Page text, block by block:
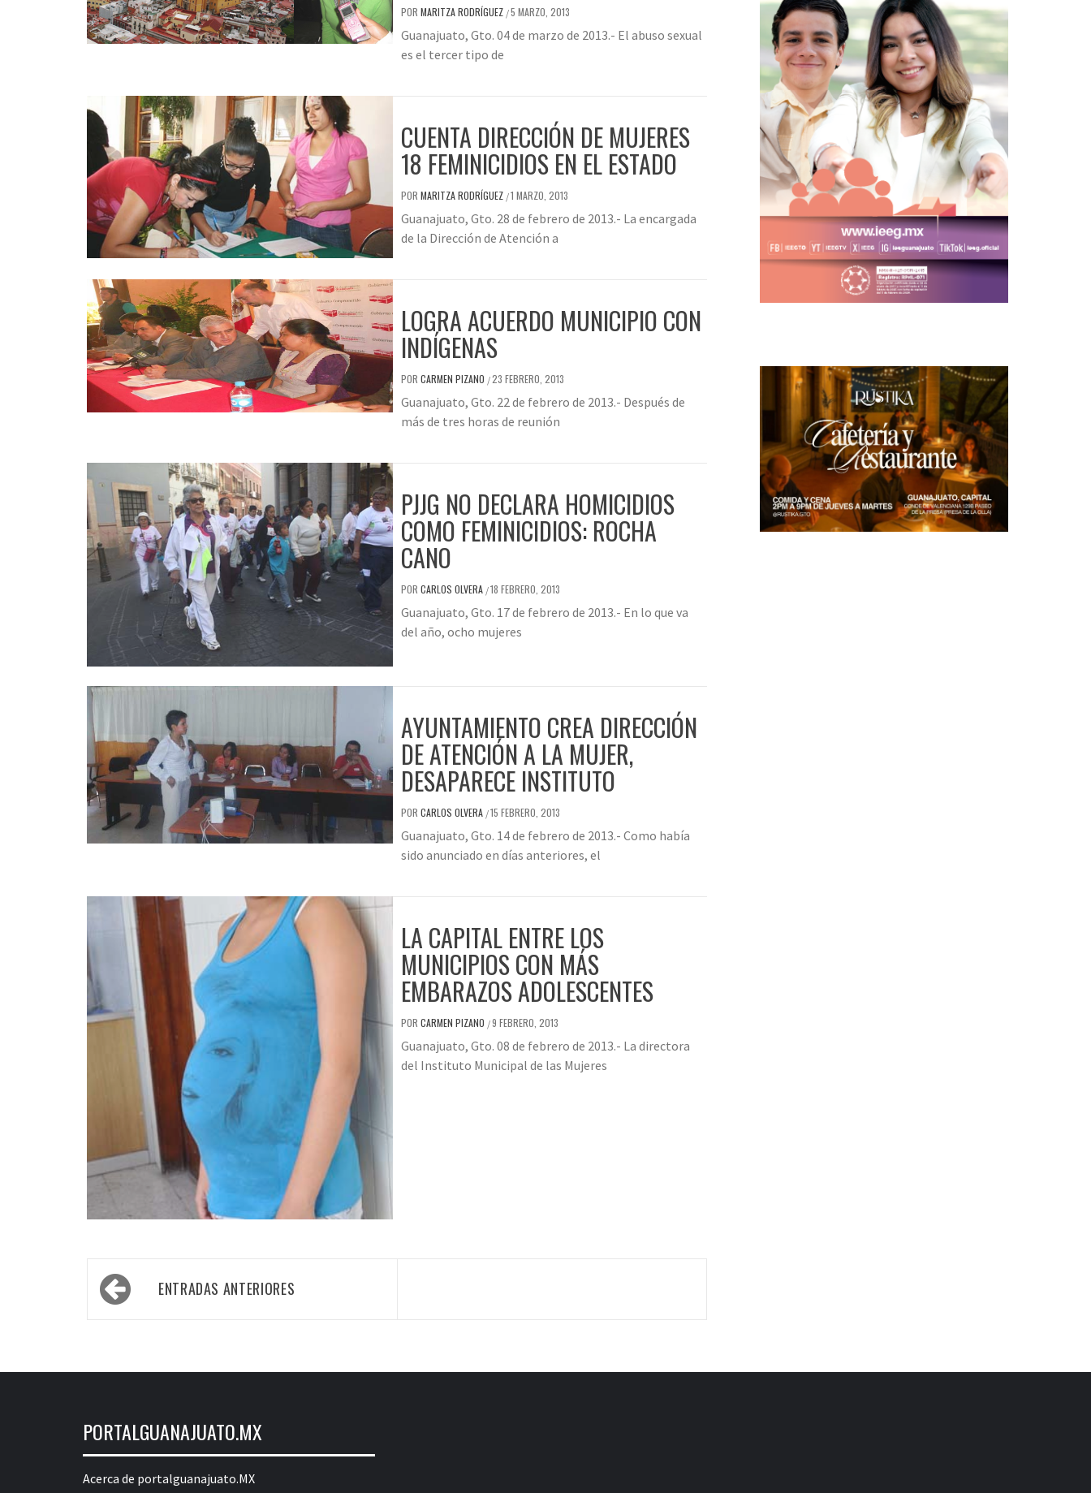
POR MARITZA RODRÍGUEZ /5 MARZO, 2013
Guanajuato, Gto. 04 de marzo de 2013.- El abuso sexual
es el tercer tipo de
CUENTA DIRECCIÓN DE MUJERES
18 FEMINICIDIOS EN EL ESTADO
POR MARITZA RODRÍGUEZ /1 MARZO, 2013
Guanajuato, Gto. 28 de febrero de 2013.- La encargada
de la Dirección de Atención a
LOGRA ACUERDO MUNICIPIO CON
INDÍGENAS
POR CARMEN PIZANO /23 FEBRERO, 2013
Guanajuato, Gto. 22 de febrero de 2013.- Después de
más de tres horas de reunión
PJJG NO DECLARA HOMICIDIOS
COMO FEMINICIDIOS: ROCHA
CANO
POR CARLOS OLVERA /18 FEBRERO, 2013
Guanajuato, Gto. 17 de febrero de 2013.- En lo que va
del año, ocho mujeres
AYUNTAMIENTO CREA DIRECCIÓN
DE ATENCIÓN A LA MUJER,
DESAPARECE INSTITUTO
POR CARLOS OLVERA /15 FEBRERO, 2013
Guanajuato, Gto. 14 de febrero de 2013.- Como había
sido anunciado en días anteriores, el
LA CAPITAL ENTRE LOS
MUNICIPIOS CON MÁS
EMBARAZOS ADOLESCENTES
POR CARMEN PIZANO /9 FEBRERO, 2013
Guanajuato, Gto. 08 de febrero de 2013.- La directora
del Instituto Municipal de las Mujeres
Navegación
de ENTRADAS ANTERIORES
PORTALGUANAJUATO.MX
Acerca de portalguanajuato.MX